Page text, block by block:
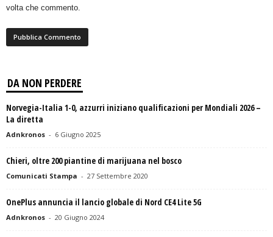
volta che commento.
DA NON PERDERE
Norvegia-Italia 1-0, azzurri iniziano qualificazioni per Mondiali 2026 –
La diretta
Adnkronos - 6 Giugno 2025
Chieri, oltre 200 piantine di marijuana nel bosco
Comunicati Stampa - 27 Settembre 2020
OnePlus annuncia il lancio globale di Nord CE4 Lite 5G
Adnkronos - 20 Giugno 2024